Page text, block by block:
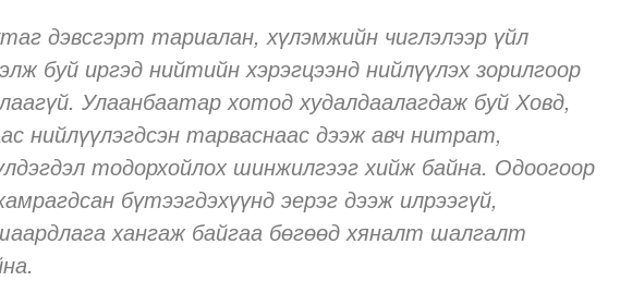
дэвсгэрт тариалан, хүлэмжийн чиглэлээр үйл
буй иргэд нийтийн хэрэгцээнд нийлүүлэх зорилгоор
Улаанбаатар хотод худалдаалагдаж буй Ховд,
нийлүүлэгдсэн тарваснаас дээж авч нитрат,
тодорхойлох шинжилгээг хийж байна. Одоогоор
бүтээгдэхүүнд эерэг дээж илрээгүй,
хангаж байгаа бөгөөд хяналт шалгалт